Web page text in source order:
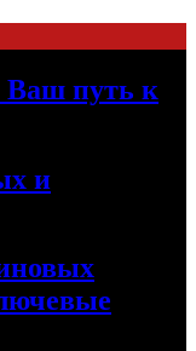
Ваш путь к
и